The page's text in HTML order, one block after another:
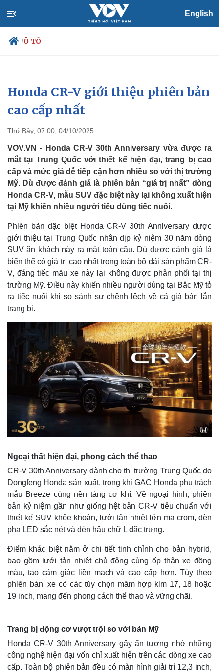
English
/Ô TÔ
Chính trị
Tổ chức nhân sự
Nhận diện sự thật
Xã hội
Việc làm
Biển đảo
Honda CR-V giới thiệu phiên bản
cao cấp nhất
Thứ Bảy, 07:00, 04/10/2025
VOV.VN - Honda CR-V 30th Anniversary vừa được ra
mắt tại Trung Quốc với thiết kế hiện đại, trang bị cao
cấp và mức giá dễ tiếp cận hơn nhiều so với thị trường
Mỹ. Dù được đánh giá là phiên bản “giá trị nhất” dòng
Honda CR-V, mẫu SUV đặc biệt này lại không xuất hiện
tại Mỹ khiến nhiều người tiêu dùng tiếc nuối.
Phiên bản đặc biệt Honda CR-V 30th Anniversary được
giới thiệu tại Trung Quốc nhân dịp kỷ niệm 30 năm dòng
SUV ăn khách này ra mắt toàn cầu. Dù được đánh giá là
biến thể có giá trị cao nhất trong toàn bộ dải sản phẩm CR-
V, đáng tiếc mẫu xe này lại không được phân phối tại thị
trường Mỹ. Điều này khiến nhiều người dùng tại Bắc Mỹ tỏ
ra tiếc nuối khi so sánh sự chênh lệch về cả giá bán lẫn
trang bị.
Ngoại thất hiện đại, phong cách thể thao
CR-V 30th Anniversary dành cho thị trường Trung Quốc do
Dongfeng Honda sản xuất, trong khi GAC Honda phụ trách
mẫu Breeze cùng nền tảng cơ khí. Về ngoại hình, phiên
bản kỷ niệm gần như giống hệt bản CR-V tiêu chuẩn với
thiết kế SUV khỏe khoắn, lưới tản nhiệt lớn mạ crom, đèn
pha LED sắc nét và đèn hậu chữ L đặc trưng.
Điểm khác biệt nằm ở chi tiết tinh chỉnh cho bản hybrid,
bao gồm lưới tản nhiệt chủ động cùng ốp thân xe đồng
màu, tạo cảm giác liền mạch và cao cấp hơn. Tùy theo
phiên bản, xe có các tùy chọn mâm hợp kim 17, 18 hoặc
19 inch, mang đến phong cách thể thao và vững chãi.
Trang bị động cơ vượt trội so với bản Mỹ
Honda CR-V 30th Anniversary gây ấn tượng nhờ những
công nghệ hiện đại vốn chỉ xuất hiện trên các dòng xe cao
cấp. Toàn bộ phiên bản đều có màn hình giải trí 12,3 inch,